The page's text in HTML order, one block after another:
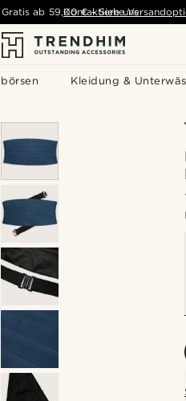
Kleidung &
Gratis ab 59,00 € - Siehe
Kontaktiere uns